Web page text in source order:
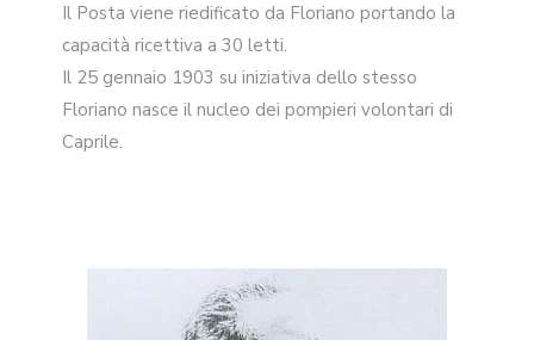
Il Posta viene riedificato da Floriano portando la
capacità ricettiva a 30 letti.
Il 25 gennaio 1903 su iniziativa dello stesso
Floriano nasce il nucleo dei pompieri volontari di
Caprile.